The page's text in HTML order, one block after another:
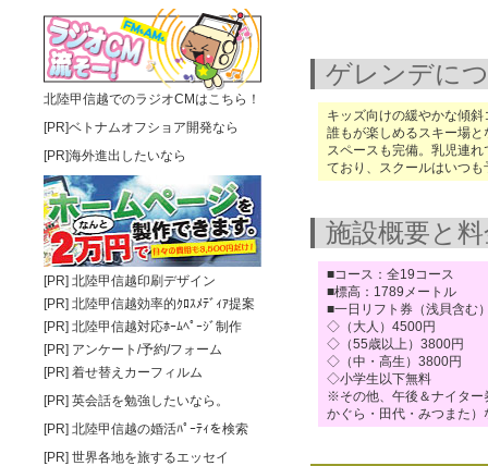
北陸甲信越でのラジオCMはこちら！
[PR]ベトナムオフショア開発なら
[PR]海外進出したいなら
[PR] 北陸甲信越印刷デザイン
[PR] 北陸甲信越効率的ｸﾛｽﾒﾃﾞｨｱ提案
[PR] 北陸甲信越対応ﾎｰﾑﾍﾟｰｼﾞ制作
[PR] アンケート/予約/フォーム
[PR] 着せ替えカーフィルム
[PR] 英会話を勉強したいなら。
[PR] 北陸甲信越の婚活ﾊﾟｰﾃｨを検索
[PR] 世界各地を旅するエッセイ
ゲレンデに
キッズ向けの緩やかな傾
誰もが楽しめるスキー場
スペースも完備。乳児連
ており、スクールはいつ
施設概要と
■コース：全19コース
■標高：1789メートル
■一日リフト券（浅貝含む
◇（大人）4500円
◇（55歳以上）3800円
◇（中・高生）3800円
◇小学生以下無料
※その他、午後＆ナイター
かぐら・田代・みつまた